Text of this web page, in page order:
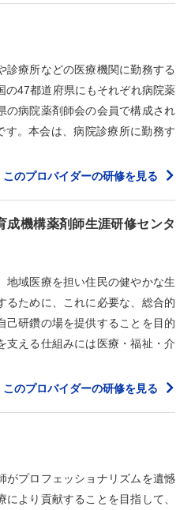
診療所などの医療機関に勤務する
の47都道府県にもそれぞれ病院薬
の病院薬剤師会の会員で構成され
す。本会は、病院診療所に勤務す
このプロバイダーの研修を見る
成機構薬剤師生涯研修センタ
地域医療を担い住民の健やかな生
るために、これに必要な、総合的
己研鑽の場を提供することを目的
支える仕組みには医療・福祉・介
このプロバイダーの研修を見る
がプロフェッショナリズムを遺憾
より貢献することを目指して、